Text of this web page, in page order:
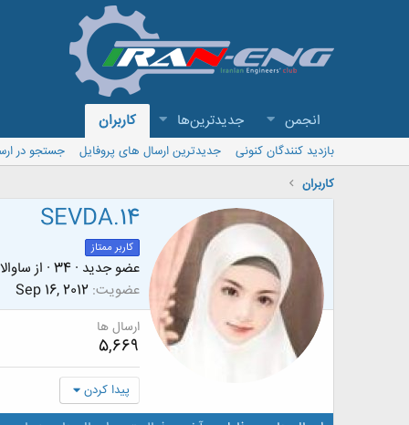
انجمن جدیدترین‌ها کاربران
بازدید کنندگان کنونی جدیدترین ارسال های پروفایل
جستجو در
کاربران
SEVDA.14
کاربر ممتاز
عضو جدید ·
· از
عضویت Sep 16, 2012
ارسال ها
5,669
پیدا کردن